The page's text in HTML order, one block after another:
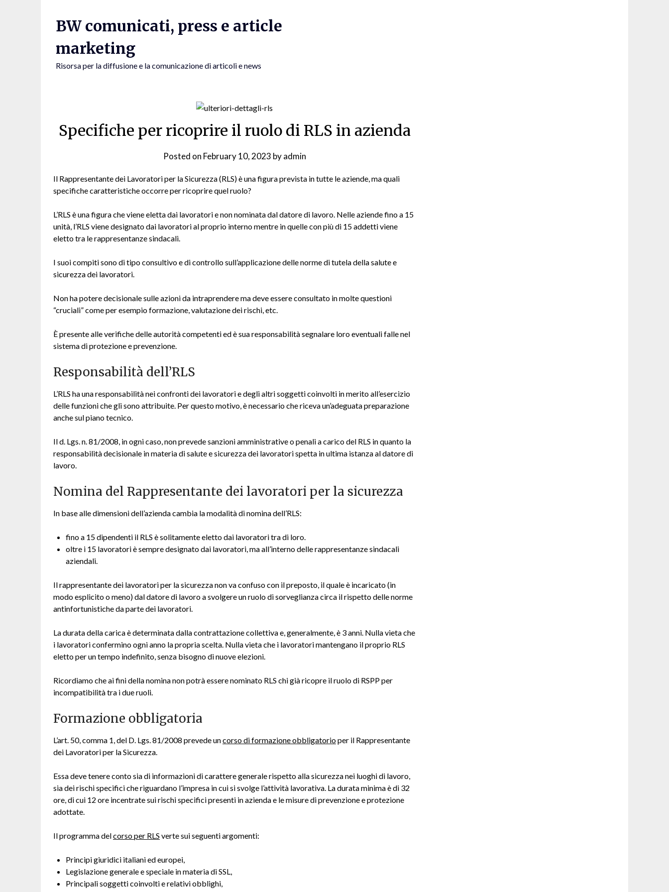
BW comunicati, press e article
marketing
Risorsa per la diffusione e la comunicazione di articoli e news
Specifiche per ricoprire il ruolo di RLS in azienda
Posted on February 10, 2023 byadmin
Il Rappresentante dei Lavoratori per la Sicurezza (RLS) è una figura prevista in tutte le aziende, ma quali
specifiche caratteristiche occorre per ricoprire quel ruolo?
L’RLS è una figura che viene eletta dai lavoratori e non nominata dal datore di lavoro. Nelle aziende fino a 15
unità, l’RLS viene designato dai lavoratori al proprio interno mentre in quelle con più di 15 addetti viene
eletto tra le rappresentanze sindacali.
I suoi compiti sono di tipo consultivo e di controllo sull’applicazione delle norme di tutela della salute e
sicurezza dei lavoratori.
Non ha potere decisionale sulle azioni da intraprendere ma deve essere consultato in molte questioni
“cruciali” come per esempio formazione, valutazione dei rischi, etc.
È presente alle verifiche delle autorità competenti ed è sua responsabilità segnalare loro eventuali falle nel
sistema di protezione e prevenzione.
Responsabilità dell’RLS
L’RLS ha una responsabilità nei confronti dei lavoratori e degli altri soggetti coinvolti in merito all’esercizio
delle funzioni che gli sono attribuite. Per questo motivo, è necessario che riceva un’adeguata preparazione
anche sul piano tecnico.
Il d. Lgs. n. 81/2008, in ogni caso, non prevede sanzioni amministrative o penali a carico del RLS in quanto la
responsabilità decisionale in materia di salute e sicurezza dei lavoratori spetta in ultima istanza al datore di
lavoro.
Nomina del Rappresentante dei lavoratori per la sicurezza
In base alle dimensioni dell’azienda cambia la modalità di nomina dell’RLS:
fino a 15 dipendenti il RLS è solitamente eletto dai lavoratori tra di loro.
oltre i 15 lavoratori è sempre designato dai lavoratori, ma all’interno delle rappresentanze sindacali
aziendali.
Il rappresentante dei lavoratori per la sicurezza non va confuso con il preposto, il quale è incaricato (in
modo esplicito o meno) dal datore di lavoro a svolgere un ruolo di sorveglianza circa il rispetto delle norme
antinfortunistiche da parte dei lavoratori.
La durata della carica è determinata dalla contrattazione collettiva e, generalmente, è 3 anni. Nulla vieta che
i lavoratori confermino ogni anno la propria scelta. Nulla vieta che i lavoratori mantengano il proprio RLS
eletto per un tempo indefinito, senza bisogno di nuove elezioni.
Ricordiamo che ai fini della nomina non potrà essere nominato RLS chi già ricopre il ruolo di RSPP per
incompatibilità tra i due ruoli.
Formazione obbligatoria
L’art. 50, comma 1, del D. Lgs. 81/2008 prevede uncorso di formazione obbligatorioper il Rappresentante
dei Lavoratori per la Sicurezza.
Essa deve tenere conto sia di informazioni di carattere generale rispetto alla sicurezza nei luoghi di lavoro,
sia dei rischi specifici che riguardano l’impresa in cui si svolge l’attività lavorativa. La durata minima è di 32
ore, di cui 12 ore incentrate sui rischi specifici presenti in azienda e le misure di prevenzione e protezione
adottate.
Il programma delcorso per RLS verte sui seguenti argomenti:
Principi giuridici italiani ed europei,
Legislazione generale e speciale in materia di SSL,
Principali soggetti coinvolti e relativi obblighi,